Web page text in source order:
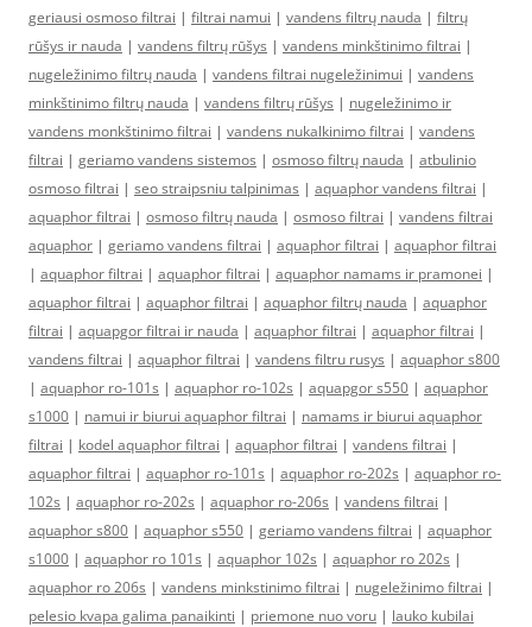
geriausi osmoso filtrai | filtrai namui | vandens filtrų nauda | filtrų
rūšys ir nauda | vandens filtrų rūšys | vandens minkštinimo filtrai |
nugeležinimo filtrų nauda | vandens filtrai nugeležinimui | vandens
minkštinimo filtrų nauda | vandens filtrų rūšys | nugeležinimo ir
vandens monkštinimo filtrai | vandens nukalkinimo filtrai | vandens
filtrai | geriamo vandens sistemos | osmoso filtrų nauda | atbulinio
osmoso filtrai | seo straipsniu talpinimas | aquaphor vandens filtrai |
aquaphor filtrai | osmoso filtrų nauda | osmoso filtrai | vandens filtrai
aquaphor | geriamo vandens filtrai | aquaphor filtrai | aquaphor filtrai
| aquaphor filtrai | aquaphor filtrai | aquaphor namams ir pramonei |
aquaphor filtrai | aquaphor filtrai | aquaphor filtrų nauda | aquaphor
filtrai | aquapgor filtrai ir nauda | aquaphor filtrai | aquaphor filtrai |
vandens filtrai | aquaphor filtrai | vandens filtru rusys | aquaphor s800
| aquaphor ro-101s | aquaphor ro-102s | aquapgor s550 | aquaphor
s1000 | namui ir biurui aquaphor filtrai | namams ir biurui aquaphor
filtrai | kodel aquaphor filtrai | aquaphor filtrai | vandens filtrai |
aquaphor filtrai | aquaphor ro-101s | aquaphor ro-202s | aquaphor ro-
102s | aquaphor ro-202s | aquaphor ro-206s | vandens filtrai |
aquaphor s800 | aquaphor s550 | geriamo vandens filtrai | aquaphor
s1000 | aquaphor ro 101s | aquaphor 102s | aquaphor ro 202s |
aquaphor ro 206s | vandens minkstinimo filtrai | nugeležinimo filtrai |
pelesio kvapa galima panaikinti | priemone nuo voru | lauko kubilai